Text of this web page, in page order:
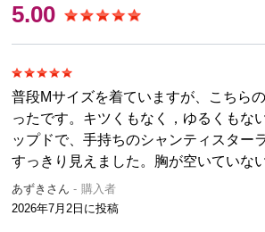
5.00
普段Mサイズを着ていますが、こちら
ったです。キツくもなく，ゆるくもな
ップドで、手持ちのシャンティスター
すっきり見えました。胸が空いていな
あずきさん
購入者
2026年7月2日 に投稿